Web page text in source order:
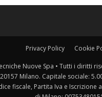
Privacy Policy Cookie
Nuove Spa • Tutti i diritti
Milano. Capitale sociale:
fiscale, Partita Iva e Iscrizione